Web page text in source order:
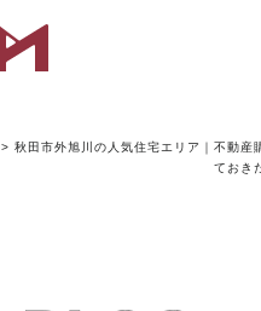
>秋田市外旭川の人気住宅エリア｜不動産
ておき